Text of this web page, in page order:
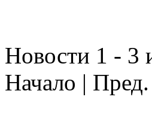
Новости 1 - 3
Начало | Пред.